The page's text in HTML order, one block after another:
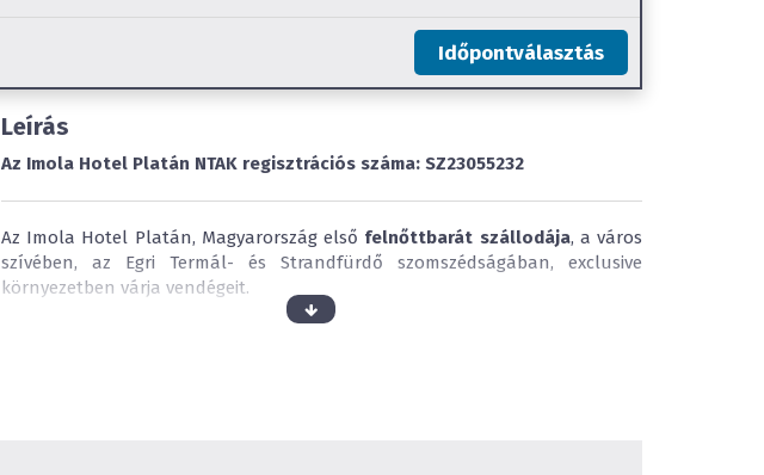
Időpontválasztás
Leírás
Az Imola Hotel Platán NTAK regisztrációs száma: SZ23055232
Az Imola Hotel Platán, Magyarország első felnőttbarát szállodája, a város
szívében, az Egri Termál- és Strandfürdő szomszédságában, exclusive
környezetben várja vendégeit.
Felnőttbarát szállodaként egyedülállóan nyugodt környezetet biztosítunk